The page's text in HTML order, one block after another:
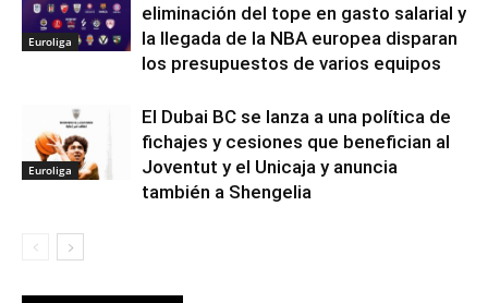
Euroliga
eliminación del tope en gasto salarial y
la llegada de la NBA europea disparan
los presupuestos de varios equipos
Euroliga
El Dubai BC se lanza a una política de
fichajes y cesiones que benefician al
Joventut y el Unicaja y anuncia
también a Shengelia